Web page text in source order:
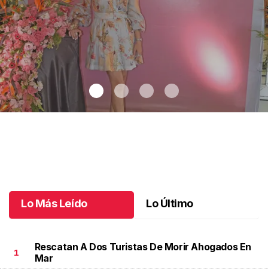
Lo Más Leído Lo Último
1
Rescatan A Dos Turistas De Morir Ahogados En
Mar